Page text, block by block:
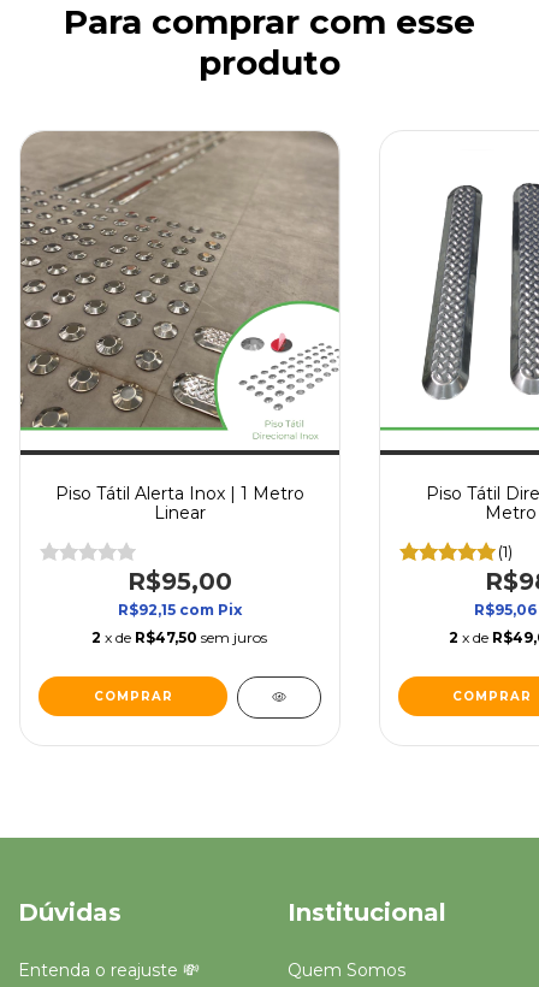
Para comprar com esse
produto
Piso Tátil Alerta Inox | 1 Metro
Linear
R$95,00
R$92,15 com Pix
2 x de R$47,50 sem juros
Piso Tátil
(1)
2 x de
Dúvidas
Entenda o reajuste 💸
Institucional
Quem Somos